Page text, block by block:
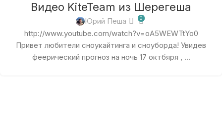
Видео KiteTeam из Шерегеша
Юрий Пеша 0
http://www.youtube.com/watch?v=oA5WEWTtYo0
Привет любители сноукайтинга и сноуборда! Увидев
феерический прогноз на ночь 17 октбяря , ...